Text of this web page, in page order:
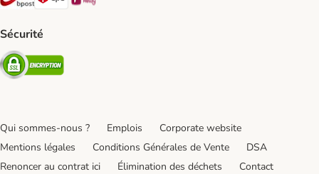
Sécurité
Security
Qui sommes-nous ? Emplois
Corporate website
Mentions légales
Conditions Générales de Vente
DSA
Renoncer au contrat ici
Élimination des déchets Contact